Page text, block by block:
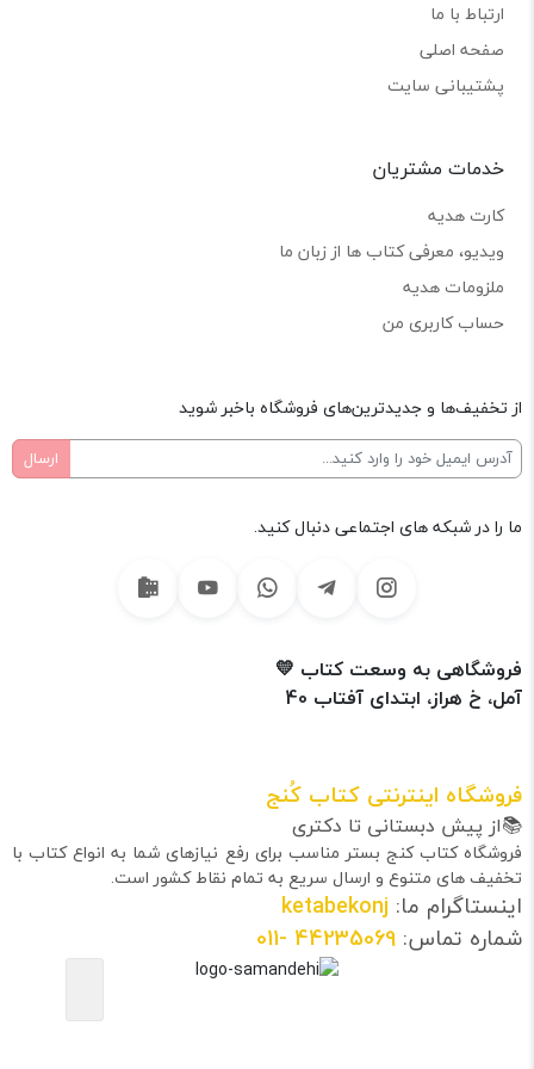
ارتباط با ما
صفحه اصلی
پشتیبانی سایت
خدمات مشتریان
کارت هدیه
ویدیو، معرفی کتاب ها از زبان ما
ملزومات هدیه
حساب کاربری من
از تخفیف‌ها و جدیدترین‌های فروشگاه باخبر شوید
ما را در شبکه های اجتماعی دنبال کنید.
فروشگاهی به وسعت کتاب 💛
آمل، خ هراز، ابتدای آفتاب 40
فروشگاه اینترنتی کتاب کُنج
📚از پیش دبستانی تا دکتری
فروشگاه کتاب کنج بستر مناسب برای رفع نیازهای شما به انواع کتاب با
تخفیف های متنوع و ارسال سریع به تمام نقاط کشور است.
اینستاگرام ما: ketabekonj
شماره تماس: 44235069
-011